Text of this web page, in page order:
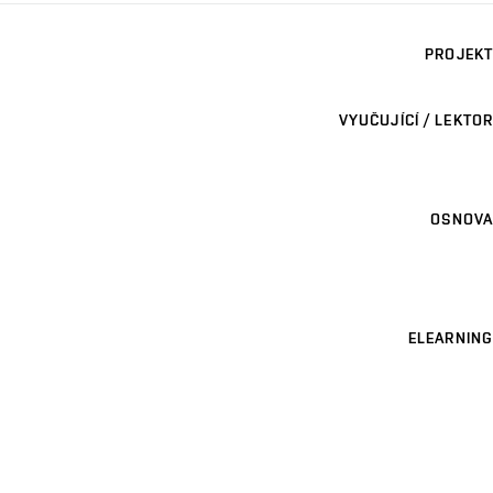
PROJEKT
VYUČUJÍCÍ / LEKTOR
OSNOVA
ELEARNING